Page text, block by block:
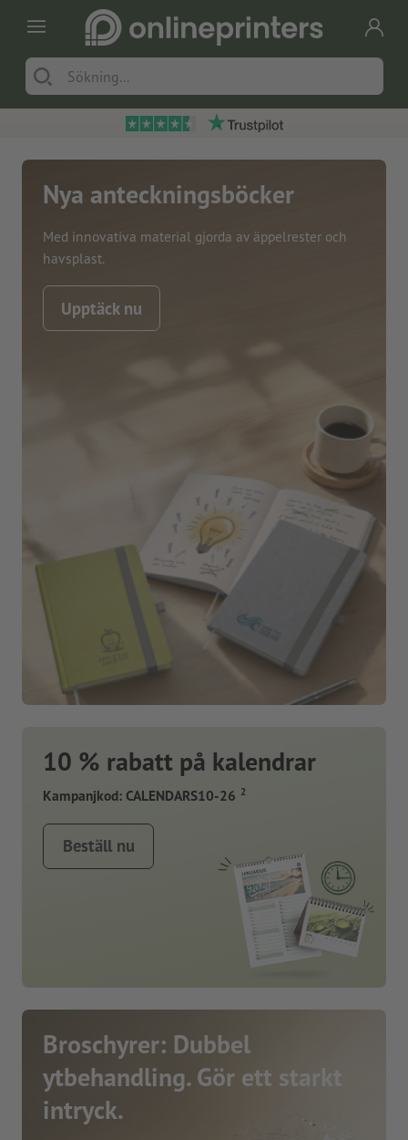
Nya anteckningsböcker
Med innovativa material gjorda av äppelrester och
havsplast.
Upptäck nu
10 % rabatt på kalendrar
Kampanjkod: CALENDARS10-26 2
Beställ nu
Broschyrer: Dubbel
ytbehandling. Gör ett starkt
intryck.